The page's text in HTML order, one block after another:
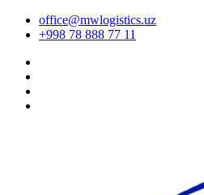
office@mwlogistics.uz
+998 78 888 77 11